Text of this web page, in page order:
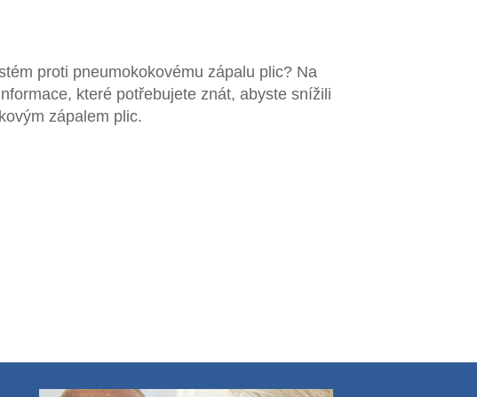
proti pneumokokovému zápalu plic? Na
které potřebujete znát, abyste snížili
zápalem plic.